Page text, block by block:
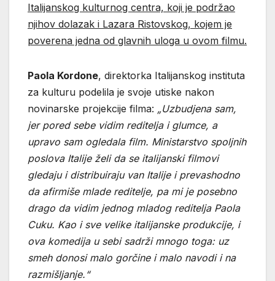
Italijanskog kulturnog centra, koji je podržao
njihov dolazak i Lazara Ristovskog, kojem je
poverena jedna od glavnih uloga u ovom filmu.
Paola Kordone, direktorka Italijanskog instituta
za kulturu podelila je svoje utiske nakon
novinarske projekcije filma: „Uzbudjena sam,
jer pored sebe vidim reditelja i glumce, a
upravo sam ogledala film. Ministarstvo spoljnih
poslova Italije želi da se italijanski filmovi
gledaju i distribuiraju van Italije i prevashodno
da afirmiše mlade reditelje, pa mi je posebno
drago da vidim jednog mladog reditelja Paola
Cuku. Kao i sve velike italijanske produkcije, i
ova komedija u sebi sadrži mnogo toga: uz
smeh donosi malo gorčine i malo navodi i na
razmišljanje.“